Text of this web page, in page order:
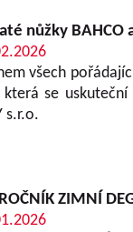
nůžky BAHCO
všech
která se
s.r.o.
ZIMNÍ